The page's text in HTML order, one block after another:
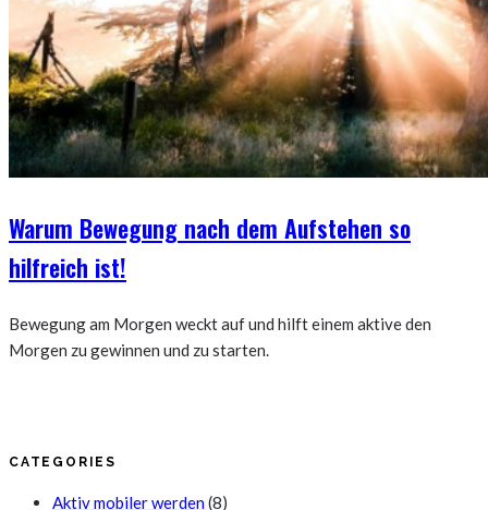
Warum Bewegung nach dem Aufstehen so
hilfreich ist!
Bewegung am Morgen weckt auf und hilft einem aktive den
Morgen zu gewinnen und zu starten.
CATEGORIES
Aktiv mobiler werden(8)